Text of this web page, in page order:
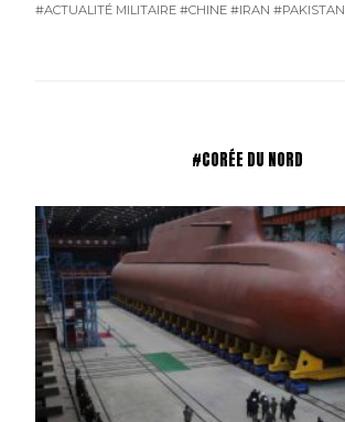
#ACTUALITÉ MILITAIRE #CHINE #IRAN #PAKISTAN
#CORÉE DU NORD